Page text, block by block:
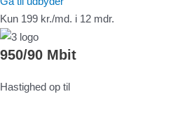
Kun 199 kr./md. i 12 mdr.
950/90 Mbit
Hastighed op til